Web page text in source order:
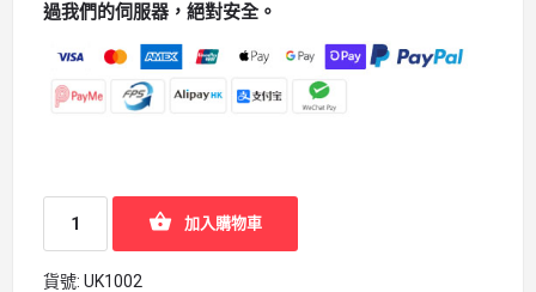
過我們的伺服器，絕對安全。
加入購物車
貨號: UK1002